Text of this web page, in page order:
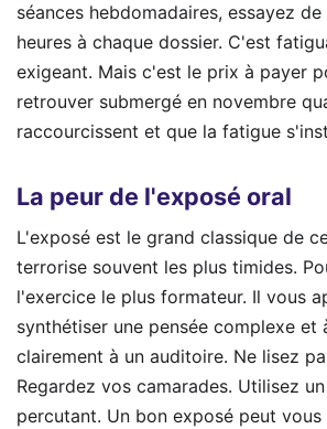
séances hebdomadaires, essayez
heures à chaque dossier. C'est
exigeant. Mais c'est le prix à payer
retrouver submergé en novembre
raccourcissent et que la fatigue
La peur de l'exposé oral
L'exposé est le grand classique de
terrorise souvent les plus timides.
l'exercice le plus formateur. Il vous
synthétiser une pensée complexe et
clairement à un auditoire. Ne lisez
Regardez vos camarades. Utilisez
percutant. Un bon exposé peut